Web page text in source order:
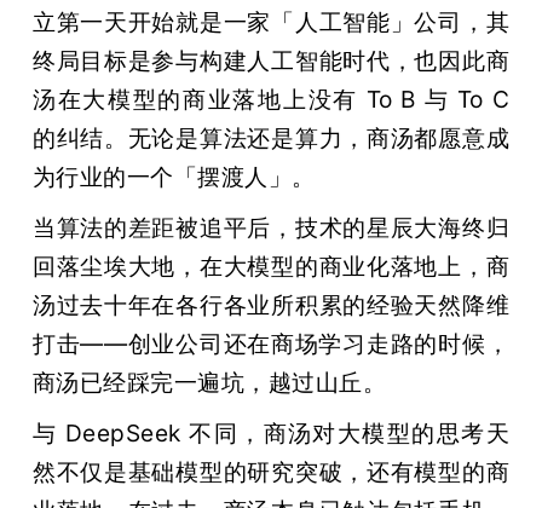
立第一天开始就是一家「人工智能」公司，其
终局目标是参与构建人工智能时代，也因此商
汤在大模型的商业落地上没有 To B 与 To C
的纠结。无论是算法还是算力，商汤都愿意成
为行业的一个「摆渡人」。
当算法的差距被追平后，技术的星辰大海终归
回落尘埃大地，在大模型的商业化落地上，商
汤过去十年在各行各业所积累的经验天然降维
打击——创业公司还在商场学习走路的时候，
商汤已经踩完一遍坑，越过山丘。
与 DeepSeek 不同，商汤对大模型的思考天
然不仅是基础模型的研究突破，还有模型的商